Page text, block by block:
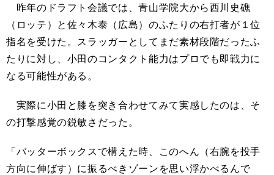
昨年のドラフト会議では、青山学院大から西川史礁
（ロッテ）と佐々木泰（広島）のふたりの右打者が１位
指名を受けた。スラッガーとしてまだ素材段階だったふ
たりに対し、小田のコンタクト能力はプロでも即戦力に
なる可能性がある。
実際に小田と膝を突き合わせてみて実感したのは、そ
の打撃感覚の鋭敏さだった。
「バッターボックスで構えた時、このへん（右腕を投手
方向に伸ばす）に振るべきゾーンを思い浮かべるんで